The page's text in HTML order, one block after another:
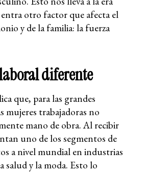
otro factor que afecta el
y de la familia: la fuerza
diferente
que, para las grandes
mujeres trabajadoras no
mano de obra. Al recibir
uno de los segmentos de
a nivel mundial en industrias
salud y la moda. Esto lo